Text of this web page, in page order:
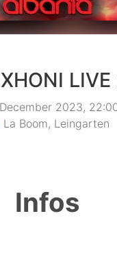
2023,
La Boom, Leingarten
Infos